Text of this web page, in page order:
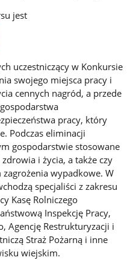
jest
uczestniczący w Konkursie
swojego miejsca pracy i
cennych nagród, a przede
pracy, który
Podczas eliminacji
gospodarstwie stosowane
i życia, a także czy
wypadkowe. W
specjaliści z zakresu
Kasę Rolniczego
Inspekcję Pracy,
Agencję Restrukturyzacji i
Straż Pożarną i inne
wiejskim.